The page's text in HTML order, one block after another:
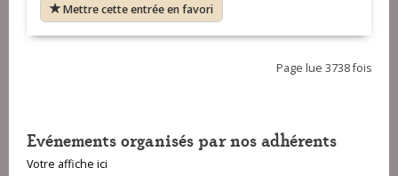
Mettre cette entrée en favori
Page lue 3738 fois
Evénements organisés par nos adhérents
Votre affiche ici